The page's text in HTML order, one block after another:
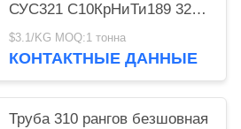
СУС321 С10КрНиТи189 321
польский круглый
квадратный
$3.1/KG MOQ:1 тонна
КОНТАКТНЫЕ ДАННЫЕ
Труба 310 рангов безшовная